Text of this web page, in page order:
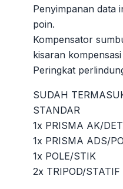
Penyimpanan data
poin.
Kompensator
kisaran kompensasi
Peringkat
SUDAH
STANDAR
1x PRISMA AK/
1x PRISMA ADS/
1x POLE/STIK
2x TRIPOD/STATIF